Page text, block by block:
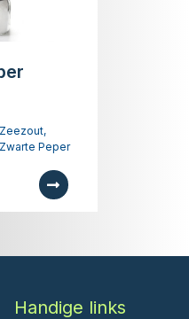
Peper
Handige links